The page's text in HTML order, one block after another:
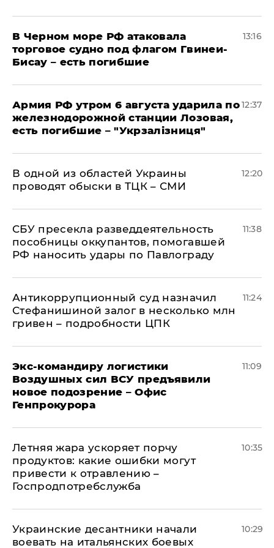
В Черном море РФ атаковала
торговое судно под флагом Гвинеи-
Бисау – есть погибшие
13:16
Армия РФ утром 6 августа ударила по
железнодорожной станции Лозовая,
есть погибшие – "Укрзалізниця"
12:37
В одной из областей Украины
проводят обыски в ТЦК – СМИ
12:20
СБУ пресекла разведдеятельность
пособницы оккупантов, помогавшей
РФ наносить удары по Павлограду
11:38
Антикоррупционный суд назначил
Стефанишиной залог в несколько млн
гривен – подробности ЦПК
11:24
Экс-командиру логистики
Воздушных сил ВСУ предъявили
новое подозрение – Офис
Генпрокурора
11:09
Летняя жара ускоряет порчу
продуктов: какие ошибки могут
привести к отравлению –
Госпродпотребслужба
10:35
Украинские десантники начали
воевать на итальянских боевых
10:29